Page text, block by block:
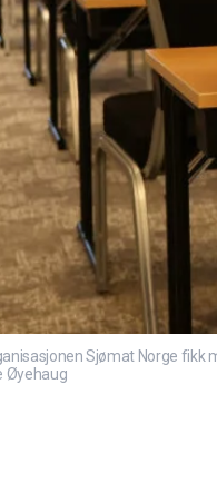
Sjømat Norge
Øyehaug